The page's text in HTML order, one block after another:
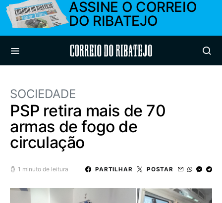
ASSINE O CORREIO
DO RIBATEJO
Correio do Ribatejo
SOCIEDADE
PSP retira mais de 70
armas de fogo de
circulação
1 minuto de leitura PARTILHAR POSTAR